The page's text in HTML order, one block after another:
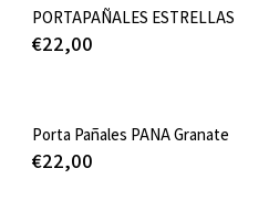
PORTAPAÑALES ESTRELLAS
€22,00
Porta Pañales PANA Granate
€22,00